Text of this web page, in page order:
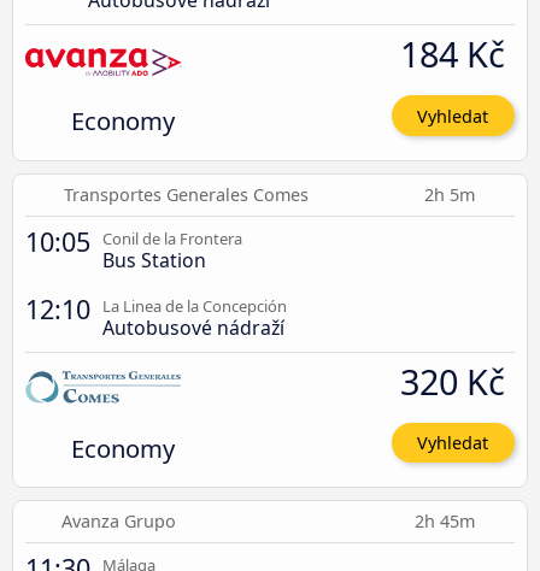
Economy
184 Kč
Vyhledat
Transportes Generales Comes 2h 5m
10:05 Conil de la Frontera
Bus Station
12:10 La Linea de la Concepción
Autobusové nádraží
Economy
320 Kč
Vyhledat
Avanza Grupo 2h 45m
Málaga